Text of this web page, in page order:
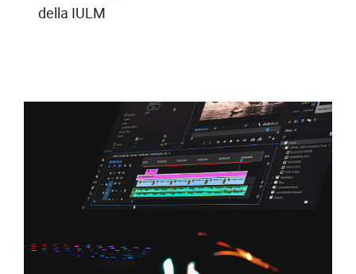
della IULM